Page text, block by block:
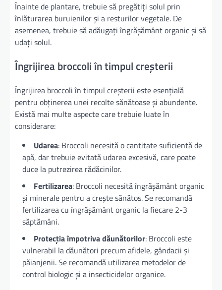
Înainte de plantare, trebuie să pregătiți solul prin
înlăturarea buruienilor și a resturilor vegetale. De
asemenea, trebuie să adăugați îngrășământ organic și să
udați solul.
Îngrijirea broccoli în timpul creșterii
Îngrijirea broccoli în timpul creșterii este esențială
pentru obținerea unei recolte sănătoase și abundente.
Există mai multe aspecte care trebuie luate în
considerare:
Udarea: Broccoli necesită o cantitate suficientă de
apă, dar trebuie evitată udarea excesivă, care poate
duce la putrezirea rădăcinilor.
Fertilizarea: Broccoli necesită îngrășământ organic
și minerale pentru a crește sănătos. Se recomandă
fertilizarea cu îngrășământ organic la fiecare 2-3
săptămâni.
Protecția împotriva dăunătorilor: Broccoli este
vulnerabil la dăunători precum afidele, gândacii și
păianjenii. Se recomandă utilizarea metodelor de
control biologic și a insecticidelor organice.